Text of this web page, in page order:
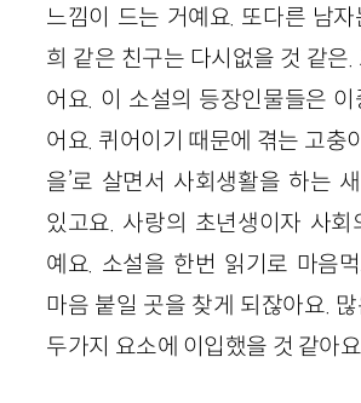
느낌이 드는 거예요. 또다른 남
희 같은 친구는 다시없을 것 같은.
어요. 이 소설의 등장인물들은
어요. 퀴어이기 때문에 겪는 고충
을’로 살면서 사회생활을 하는
있고요. 사랑의 초년생이자 사회
예요. 소설을 한번 읽기로 마음
마음 붙일 곳을 찾게 되잖아요.
두가지 요소에 이입했을 것 같아